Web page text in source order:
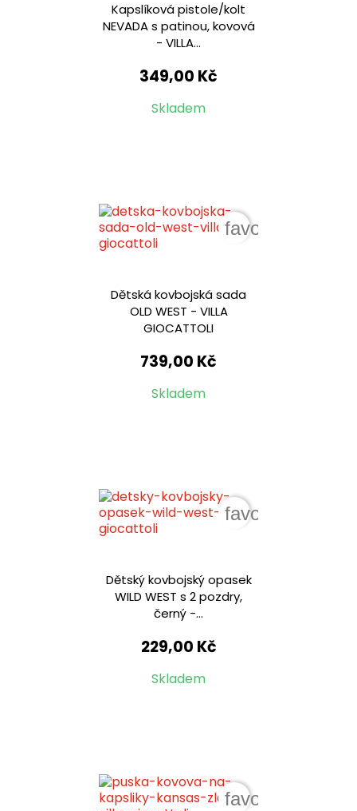
Kapslíková pistole/kolt
NEVADA s patinou, kovová
- VILLA...
349,00 Kč
Skladem
Dětská kovbojská sada
OLD WEST - VILLA
GIOCATTOLI
739,00 Kč
Skladem
favorite_border
Dětský kovbojský opasek
WILD WEST s 2 pozdry,
černý -...
229,00 Kč
Skladem
favorite_border
favorite_border